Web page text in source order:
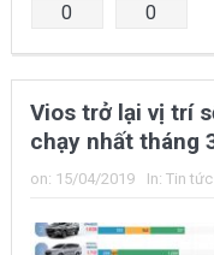
0 0
Vios trở lại vị trí
chạy nhất tháng
on: 15/04/2019 In: Tin